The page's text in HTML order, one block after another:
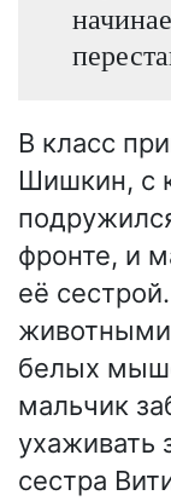
В класс
Шишкин, с
фронте, и
её
животными
белых
мальчик
ухаживать
сестра